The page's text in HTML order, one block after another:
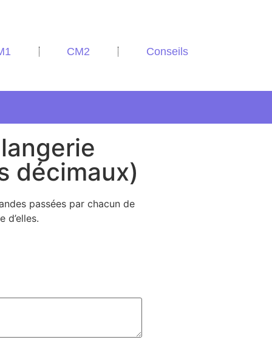
CM2 Conseils
décimaux)
passées par chacun de
d’elles.